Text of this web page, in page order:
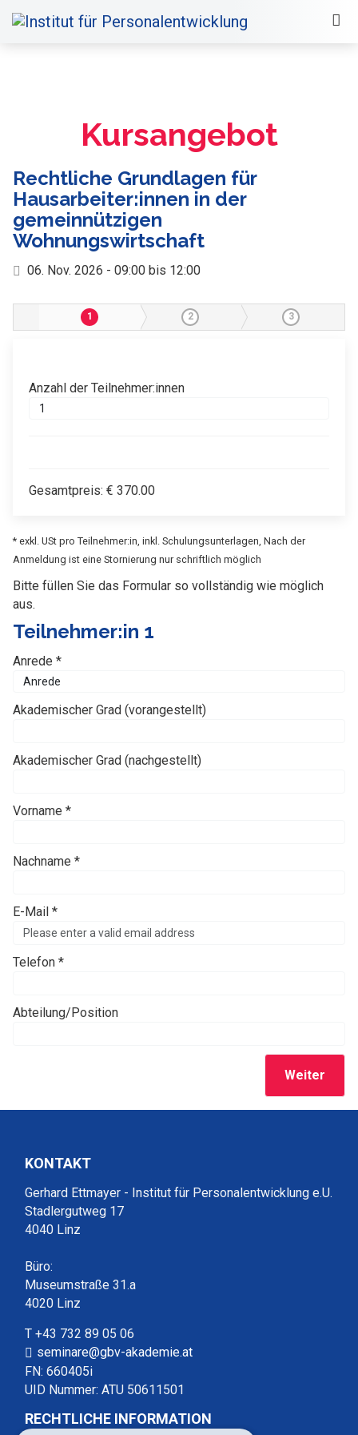
Kursangebot
Rechtliche Grundlagen für
Hausarbeiter:innen in der
gemeinnützigen
Wohnungswirtschaft
06. Nov. 2026 - 09:00 bis 12:00
1 2 3
Anzahl der Teilnehmer:innen
Gesamtpreis: € 370.00
* exkl. USt pro Teilnehmer:in, inkl. Schulungsunterlagen, Nach der
Anmeldung ist eine Stornierung nur schriftlich möglich
Bitte füllen Sie das Formular so vollständig wie möglich
aus.
Teilnehmer:in 1
Anrede *
Akademischer Grad (vorangestellt)
Akademischer Grad (nachgestellt)
Vorname *
Nachname *
E-Mail *
Telefon *
Abteilung/Position
Weiter
KONTAKT
Gerhard Ettmayer - Institut für Personalentwicklung e.U.
Stadlergutweg 17
4040 Linz
Büro:
Museumstraße 31.a
4020 Linz
T +43 732 89 05 06
seminare@gbv-akademie.at
FN: 660405i
UID Nummer: ATU 50611501
RECHTLICHE INFORMATION